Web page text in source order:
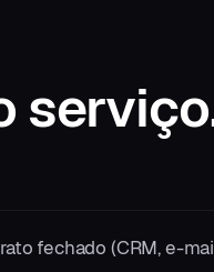
fechado (CRM, e-